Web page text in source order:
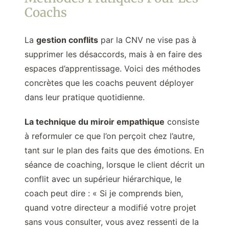
Coachs
La gestion conflits par la CNV ne vise pas à
supprimer les désaccords, mais à en faire des
espaces d’apprentissage. Voici des méthodes
concrètes que les coachs peuvent déployer
dans leur pratique quotidienne.
La technique du miroir empathique consiste
à reformuler ce que l’on perçoit chez l’autre,
tant sur le plan des faits que des émotions. En
séance de coaching, lorsque le client décrit un
conflit avec un supérieur hiérarchique, le
coach peut dire : « Si je comprends bien,
quand votre directeur a modifié votre projet
sans vous consulter, vous avez ressenti de la